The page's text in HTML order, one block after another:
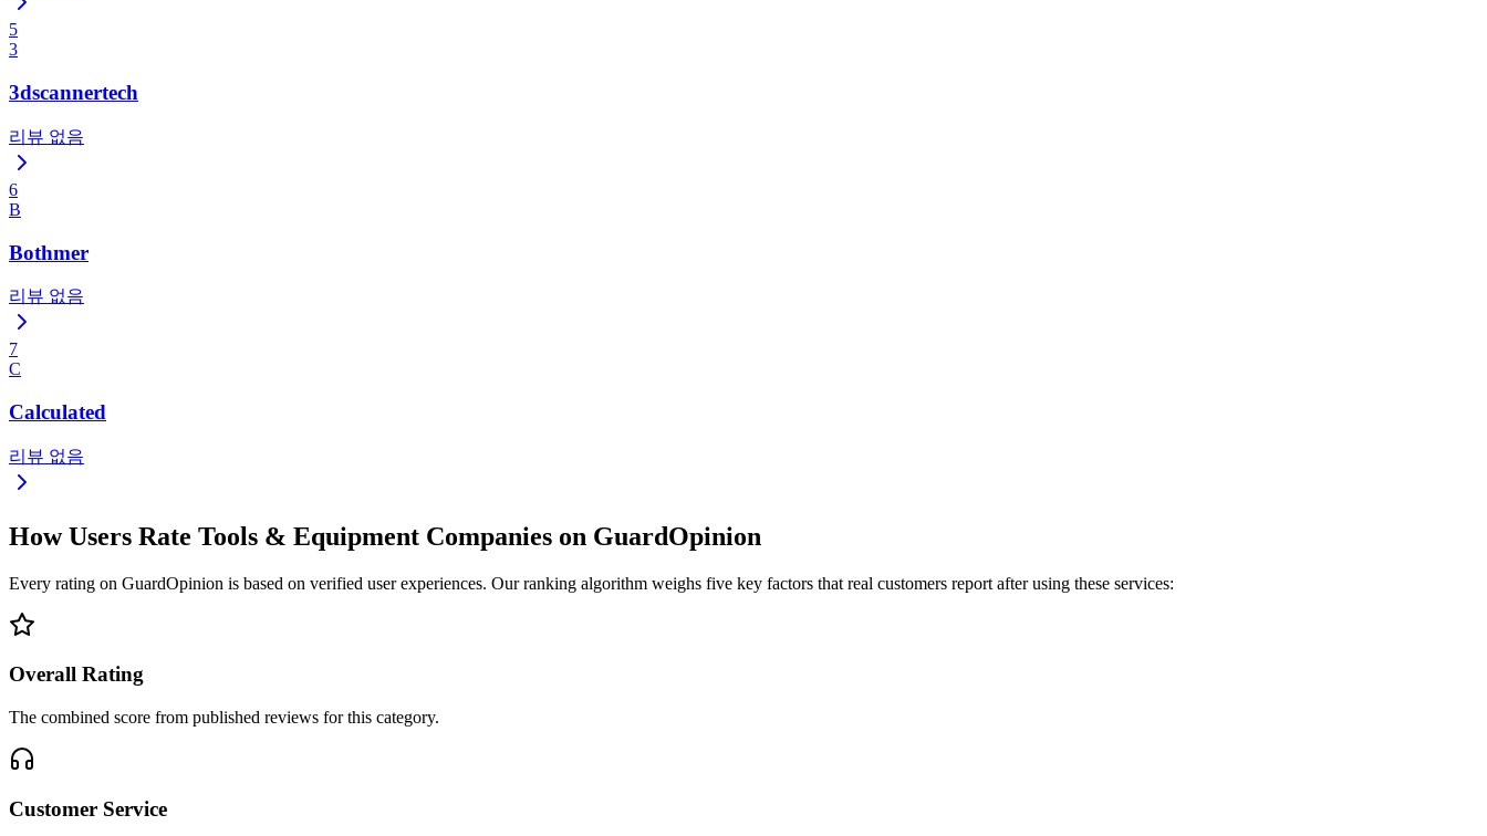
5
3
3dscannertech
리뷰 없음
6
B
Bothmer
리뷰 없음
7
C
Calculated
리뷰 없음
How Users Rate Tools & Equipment Companies on GuardOpinion
Every rating on GuardOpinion is based on verified user experiences. Our ranking algorithm weighs five key factors that real customers report after using these services:
Overall Rating
The combined score from published reviews for this category.
Customer Service